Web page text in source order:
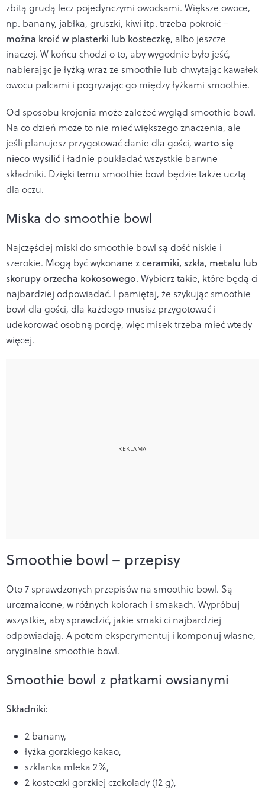
zbitą grudą lecz pojedynczymi owockami. Większe owoce,
np. banany, jabłka, gruszki, kiwi itp. trzeba pokroić –
można kroić w plasterki lub kosteczkę, albo jeszcze
inaczej. W końcu chodzi o to, aby wygodnie było jeść,
nabierając je łyżką wraz ze smoothie lub chwytając kawałek
owocu palcami i pogryzając go między łyżkami smoothie.
Od sposobu krojenia może zależeć wygląd smoothie bowl.
Na co dzień może to nie mieć większego znaczenia, ale
jeśli planujesz przygotować danie dla gości, warto się
nieco wysilić i ładnie poukładać wszystkie barwne
składniki. Dzięki temu smoothie bowl będzie także ucztą
dla oczu.
Miska do smoothie bowl
Najczęściej miski do smoothie bowl są dość niskie i
szerokie. Mogą być wykonane z ceramiki, szkła, metalu lub
skorupy orzecha kokosowego. Wybierz takie, które będą ci
najbardziej odpowiadać. I pamiętaj, że szykując smoothie
bowl dla gości, dla każdego musisz przygotować i
udekorować osobną porcję, więc misek trzeba mieć wtedy
więcej.
Smoothie bowl – przepisy
Oto 7 sprawdzonych przepisów na smoothie bowl. Są
urozmaicone, w różnych kolorach i smakach. Wypróbuj
wszystkie, aby sprawdzić, jakie smaki ci najbardziej
odpowiadają. A potem eksperymentuj i komponuj własne,
oryginalne smoothie bowl.
Smoothie bowl z płatkami owsianymi
Składniki:
2 banany,
łyżka gorzkiego kakao,
szklanka mleka 2%,
2 kosteczki gorzkiej czekolady (12 g),